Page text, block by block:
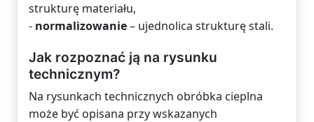
strukturę materiału,
- normalizowanie– ujednolica strukturę stali.
Jak rozpoznać ją na rysunku
technicznym?
Na rysunkach technicznych obróbka cieplna
może być opisana przy wskazanych